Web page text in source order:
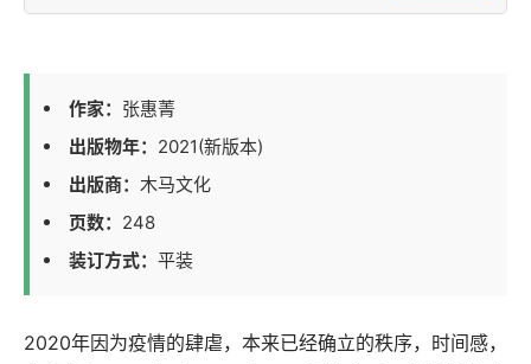
作家： 张惠菁
出版物年： 2021(新版本)
出版商： 木马文化
页数： 248
装订方式： 平装
2020年因为疫情的肆虐，本来已经确立的秩序，时间感，